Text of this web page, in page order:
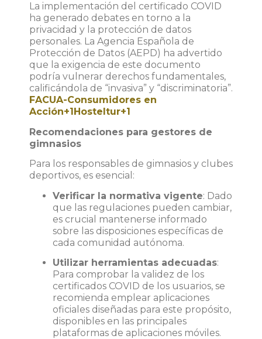
La implementación del certificado COVID
ha generado debates en torno a la
privacidad y la protección de datos
personales. La Agencia Española de
Protección de Datos (AEPD) ha advertido
que la exigencia de este documento
podría vulnerar derechos fundamentales,
calificándola de “invasiva” y “discriminatoria”.
FACUA-Consumidores en
Acción+1 Hosteltur+1
Recomendaciones para gestores de
gimnasios
Para los responsables de gimnasios y clubes
deportivos, es esencial:
Verificar la normativa vigente: Dado
que las regulaciones pueden cambiar,
es crucial mantenerse informado
sobre las disposiciones específicas de
cada comunidad autónoma.
Utilizar herramientas adecuadas:
Para comprobar la validez de los
certificados COVID de los usuarios, se
recomienda emplear aplicaciones
oficiales diseñadas para este propósito,
disponibles en las principales
plataformas de aplicaciones móviles.